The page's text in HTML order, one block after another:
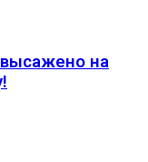
на